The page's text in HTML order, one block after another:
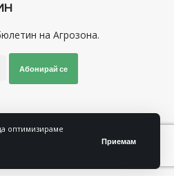
оптимизираме
Приемам
на Агрозона.
Абонирай се
Последвайте ни